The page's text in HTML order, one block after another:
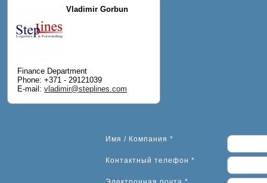
Vladimir Gorbun
Finance Department
Phone: +371 - 29121039
E-mail: vladimir@steplines.com
Имя / Компания *
Контактный телефон *